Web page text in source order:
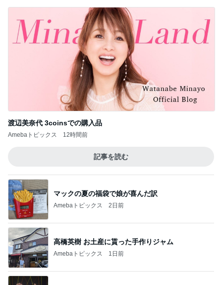
渡辺美奈代 3coinsでの購入品
Amebaトピックス 12時間前
記事を読む
マックの夏の福袋で娘が喜んだ訳
Amebaトピックス 2日前
高橋英樹 お土産に貰った手作りジャム
Amebaトピックス 1日前